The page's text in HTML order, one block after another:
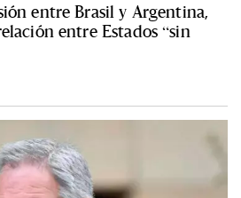
entre Brasil y Argentina,
entre Estados “sin